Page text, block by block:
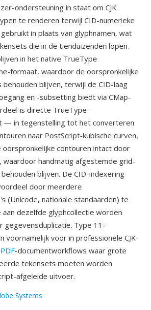
ondersteuning in staat om CJK
te renderen terwijl CID-numerieke
in plaats van glyphnamen, wat
die in de tienduizenden lopen.
in het native TrueType
formaat, waardoor de oorspronkelijke
blijven, terwijl de CID-laag
en -subsetting biedt via CMap-
is directe TrueType-
— in tegenstelling tot het converteren
naar PostScript-kubische curven,
contouren intact door
waardoor handmatig afgestemde grid-
blijven. De CID-indexering
door meerdere
(Unicode, nationale standaarden) te
dezelfde glyphcollectie worden
gegevensduplicatie. Type 11-
voornamelijk voor in professionele CJK-
PDF-documentworkflows waar grote
tekensets moeten worden
afgeleide uitvoer.
Systems